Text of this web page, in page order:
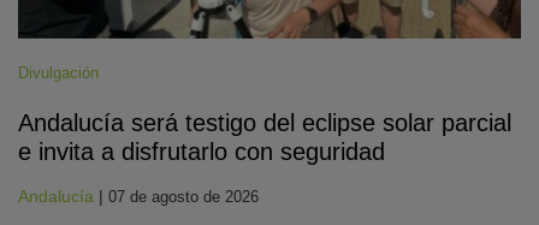
Divulgación
Andalucía será testigo del eclipse solar parcial
e invita a disfrutarlo con seguridad
Andalucía | 07 de agosto de 2026